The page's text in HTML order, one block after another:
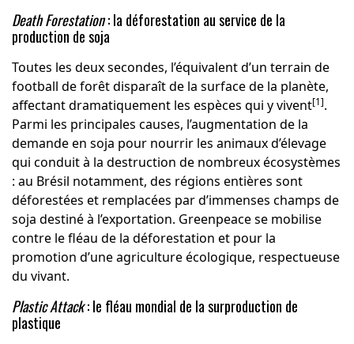
Death Forestation: la déforestation au service de la
production de soja
Toutes les deux secondes, l’équivalent d’un terrain de
football de forêt disparaît de la surface de la planète,
affectant dramatiquement les espèces qui y vivent[1].
Parmi les principales causes, l’augmentation de la
demande en soja pour nourrir les animaux d’élevage
qui conduit à la destruction de nombreux écosystèmes
: au Brésil notamment, des régions entières sont
déforestées et remplacées par d’immenses champs de
soja destiné à l’exportation. Greenpeace se mobilise
contre le fléau de la déforestation et pour la
promotion d’une agriculture écologique, respectueuse
du vivant.
Plastic Attack: le fléau mondial de la surproduction de
plastique